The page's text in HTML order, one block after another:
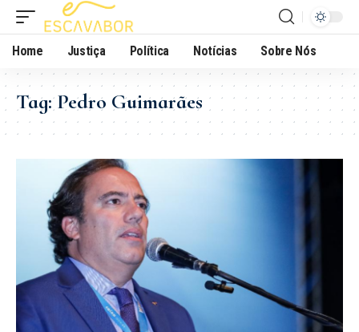
Home Justiça Política Notícias Sobre Nós
Tag:Pedro Guimarães